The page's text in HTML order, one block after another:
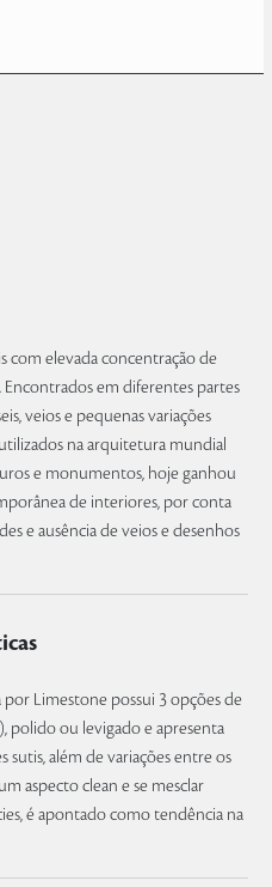
com elevada concentração de
em diferentes partes
veios e pequenas variações
na arquitetura mundial
e monumentos, hoje ganhou
de interiores, por conta
e ausência de veios e desenhos
por Limestone possui 3 opções de
polido ou levigado e apresenta
além de variações entre os
aspecto clean e se mesclar
é apontado como tendência na